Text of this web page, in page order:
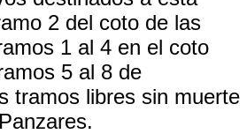
2 del coto de las
1 al 4 en el coto
5 al 8 de
tramos libres sin muerte